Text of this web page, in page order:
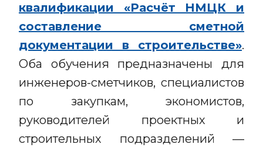
квалификации «Расчёт НМЦК и
составление сметной
документации в строительстве».
Оба обучения предназначены для
инженеров-сметчиков, специалистов
по закупкам, экономистов,
руководителей проектных и
строительных подразделений —